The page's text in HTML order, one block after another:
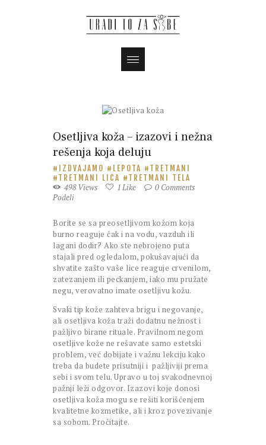
Osetljiva koža – izazovi i nežna
rešenja koja deluju
IZDVAJAMO LEPOTA
TRETMANI
TRETMANI LICA
TRETMANI TELA
498Views 1 Like 0 Comments
Podeli
Borite se sa preosetljivom kožom koja
burno reaguje čak i na vodu, vazduh ili
lagani dodir? Ako ste nebrojeno puta
stajali pred ogledalom, pokušavajući da
shvatite zašto vaše lice reaguje crvenilom,
zatezanjem ili peckanjem, iako mu pružate
negu, verovatno imate osetljivu kožu.
Svaki tip kože zahteva brigu i negovanje,
ali osetljiva koža traži dodatnu nežnost i
pažljivo birane rituale. Pravilnom negom
osetljive kože ne rešavate samo estetski
problem, već dobijate i važnu lekciju kako
treba da budete prisutniji i pažljiviji prema
sebi i svom telu. Upravo u toj svakodnevnoj
pažnji leži odgovor. Izazovi koje donosi
osetljiva koža mogu se rešiti korišćenjem
kvalitetne kozmetike, ali i kroz povezivanje
sa sobom. Pročitajte.